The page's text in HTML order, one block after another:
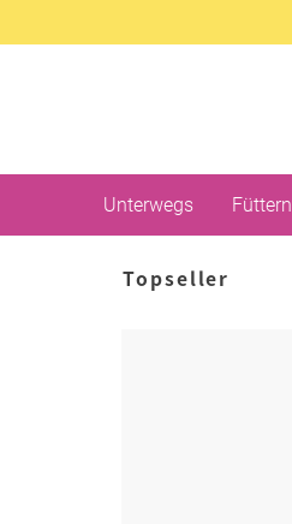
Unterwegs Füttern
Topseller